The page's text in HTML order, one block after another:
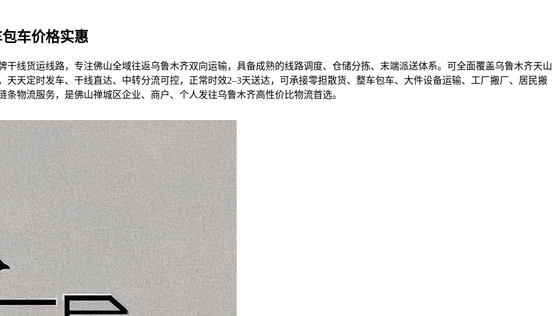
车价格实惠
线货运线路，专注佛山全域往返乌鲁木齐双向运输，具备成熟的线路调度、仓储分拣、末端派送体系。可全面覆盖乌鲁木齐天山
天天定时发车、干线直达、中转分流可控，正常时效2–3天送达，可承接零担散货、整车包车、大件设备运输、工厂搬厂、居民搬
物流服务，是佛山禅城区企业、商户、个人发往乌鲁木齐高性价比物流首选。